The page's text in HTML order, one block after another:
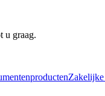
u graag.
Zakelijke